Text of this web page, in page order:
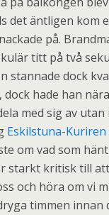
det äntligen kom
på.
titt på två
stannade dock
hade han
med sig av utan
Eskilstuna-Kuriren
om vad som
starkt kritisk till
och höra om vi
timmen innan